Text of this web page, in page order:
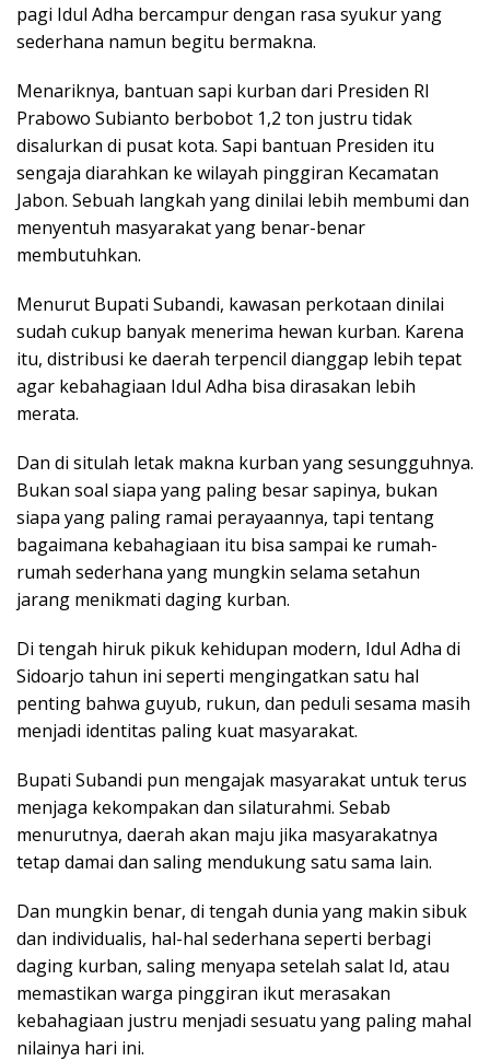
pagi Idul Adha bercampur dengan rasa syukur yang
sederhana namun begitu bermakna.
Menariknya, bantuan sapi kurban dari Presiden RI
Prabowo Subianto berbobot 1,2 ton justru tidak
disalurkan di pusat kota. Sapi bantuan Presiden itu
sengaja diarahkan ke wilayah pinggiran Kecamatan
Jabon. Sebuah langkah yang dinilai lebih membumi dan
menyentuh masyarakat yang benar-benar
membutuhkan.
Menurut Bupati Subandi, kawasan perkotaan dinilai
sudah cukup banyak menerima hewan kurban. Karena
itu, distribusi ke daerah terpencil dianggap lebih tepat
agar kebahagiaan Idul Adha bisa dirasakan lebih
merata.
Dan di situlah letak makna kurban yang sesungguhnya.
Bukan soal siapa yang paling besar sapinya, bukan
siapa yang paling ramai perayaannya, tapi tentang
bagaimana kebahagiaan itu bisa sampai ke rumah-
rumah sederhana yang mungkin selama setahun
jarang menikmati daging kurban.
Di tengah hiruk pikuk kehidupan modern, Idul Adha di
Sidoarjo tahun ini seperti mengingatkan satu hal
penting bahwa guyub, rukun, dan peduli sesama masih
menjadi identitas paling kuat masyarakat.
Bupati Subandi pun mengajak masyarakat untuk terus
menjaga kekompakan dan silaturahmi. Sebab
menurutnya, daerah akan maju jika masyarakatnya
tetap damai dan saling mendukung satu sama lain.
Dan mungkin benar, di tengah dunia yang makin sibuk
dan individualis, hal-hal sederhana seperti berbagi
daging kurban, saling menyapa setelah salat Id, atau
memastikan warga pinggiran ikut merasakan
kebahagiaan justru menjadi sesuatu yang paling mahal
nilainya hari ini.